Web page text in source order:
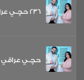
236 حچـي عراقي
حچـي عراقي 235